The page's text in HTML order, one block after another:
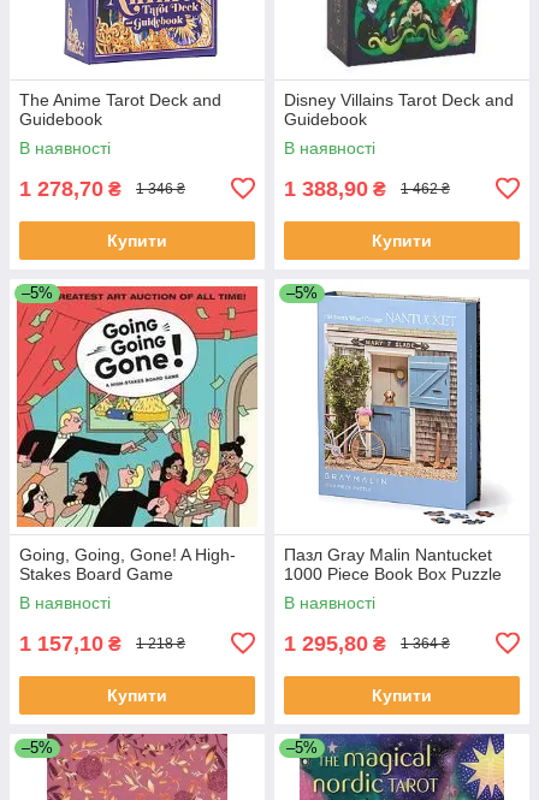
The Anime Tarot Deck and
Guidebook
В наявності
1 278,70 ₴ 1 346 ₴
Купити
Disney Villains Tarot Deck and
Guidebook
В наявності
1 388,90 ₴ 1 462 ₴
Купити
–5%
Going, Going, Gone! A High-
Stakes Board Game
В наявності
1 157,10 ₴ 1 218 ₴
Купити
–5%
Пазл Gray Malin Nantucket
1000 Piece Book Box Puzzle
В наявності
1 295,80 ₴ 1 364 ₴
Купити
–5% –5%